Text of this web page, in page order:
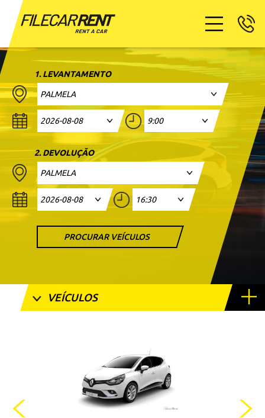
1. LEVANTAMENTO
PALMELA
2. DEVOLUÇÃO
PALMELA
PROCURAR VEÍCULOS
VEÍCULOS